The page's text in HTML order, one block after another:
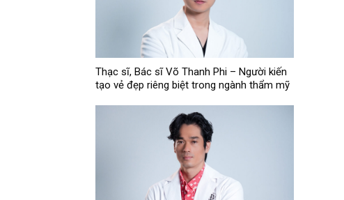
Thạc sĩ, Bác sĩ Võ Thanh Phi – Người kiến
tạo vẻ đẹp riêng biệt trong ngành thẩm mỹ